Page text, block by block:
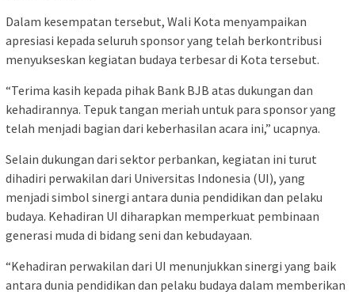
Dalam kesempatan tersebut, Wali Kota menyampaikan
apresiasi kepada seluruh sponsor yang telah berkontribusi
menyukseskan kegiatan budaya terbesar di Kota tersebut.
“Terima kasih kepada pihak Bank BJB atas dukungan dan
kehadirannya. Tepuk tangan meriah untuk para sponsor yang
telah menjadi bagian dari keberhasilan acara ini,” ucapnya.
Selain dukungan dari sektor perbankan, kegiatan ini turut
dihadiri perwakilan dari Universitas Indonesia (UI), yang
menjadi simbol sinergi antara dunia pendidikan dan pelaku
budaya. Kehadiran UI diharapkan memperkuat pembinaan
generasi muda di bidang seni dan kebudayaan.
“Kehadiran perwakilan dari UI menunjukkan sinergi yang baik
antara dunia pendidikan dan pelaku budaya dalam memberikan